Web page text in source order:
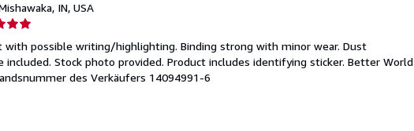
IN, USA
with possible writing/highlighting. Binding strong with minor wear. Dust
Stock photo provided. Product includes identifying sticker. Better World
des Verkäufers 14094991-6